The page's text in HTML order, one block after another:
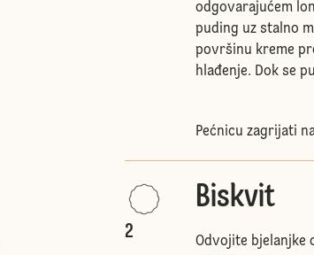
odgovarajućem
puding uz stalno
površinu kreme
hlađenje. Dok se
Pećnicu zagrijati na
2
Biskvit
Odvojite bjelanjke